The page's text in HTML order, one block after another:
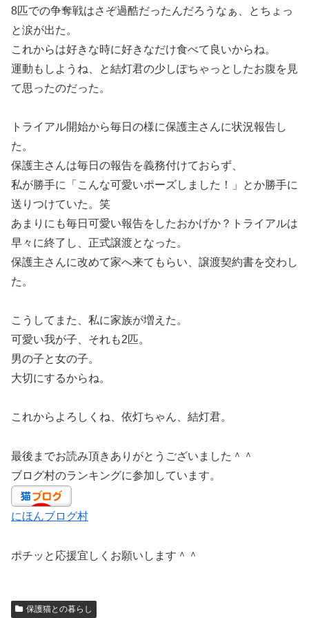
8匹での争奪戦はさぞ過酷だったんだろうなぁ、とちょっ
と涙が出た。
これからは好きな時に好きなだけ食べて良いからね。
運動もしようね、と結灯君の少しぽちゃっとしたお腹を見
て思ったのだった。
トライアル開始から毎日の様に保護主さんに状況報告し
た。
保護主さんは毎日の報告を義務付けておらず、
私が勝手に「こんな可愛いポーズしました！」とか勝手に
送りつけていた。笑
あまりにも毎日可愛い報告をしたおかげか？トライアルは
早々に終了し、正式譲渡となった。
保護主さんに改めて家へ来てもらい、譲渡契約書を交わし
た。
こうしてまた、私に家族が増えた。
可愛い我が子、それも2匹。
男の子と女の子。
大切にするからね。
これからよろしくね、依灯ちゃん、結灯君。
最後までお読み頂きありがとうございました＾＾
ブログ村のランキングに参加しています。
にほんブログ村
ポチッと応援宜しくお願いします＾＾
保護猫との暮らし